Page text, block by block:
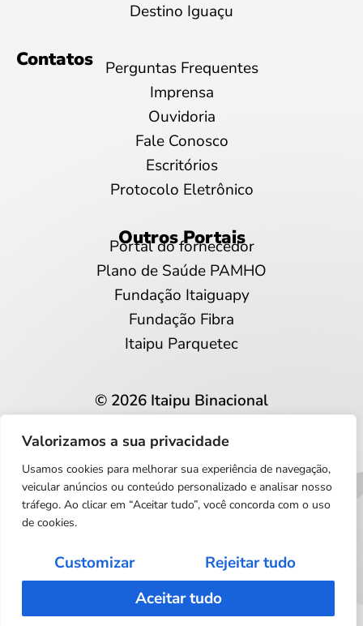
Valorizamos a sua privacidade
Usamos cookies para melhorar sua experiência de navegação,
veicular anúncios ou conteúdo personalizado e analisar nosso
tráfego. Ao clicar em “Aceitar tudo”, você concorda com o uso
de cookies.
Customizar
Rejeitar tudo
Aceitar tudo
Destino Iguaçu
Contatos
Perguntas Frequentes
Imprensa
Ouvidoria
Fale Conosco
Escritórios
Protocolo Eletrônico
Outros Portais
Portal do fornecedor
Plano de Saúde PAMHO
Fundação Itaiguapy
Fundação Fibra
Itaipu Parquetec
© 2026 Itaipu Binacional
Privacidade e proteção de dados
Português